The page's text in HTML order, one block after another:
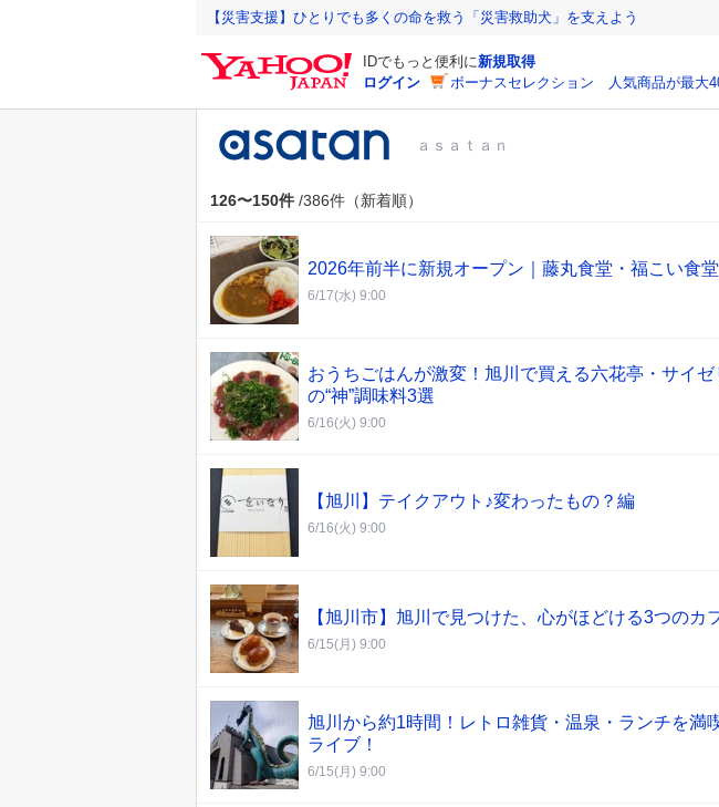
【災害支援】ひとりでも多くの命を救う「災害救助犬」を支えよう
IDでもっと便利に新規取得
ログイン
ボーナスセレクション 人気商品が最大
ａｓａｔａｎ
126〜150件 /386件（新着順）
2026年前半に新規オープン｜藤丸食堂・福こい食
6/17(水) 9:00
おうちごはんが激変！旭川で買える六花亭・サイ
の“神”調味料3選
6/16(火) 9:00
【旭川】テイクアウト♪変わったもの？編
6/16(火) 9:00
【旭川市】旭川で見つけた、心がほどける3つのカ
6/15(月) 9:00
旭川から約1時間！レトロ雑貨・温泉・ランチを満
ライブ！
6/15(月) 9:00